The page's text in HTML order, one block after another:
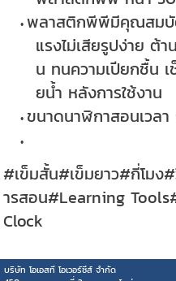
พลาสติกพีพีมีคุณสมบั
แรงไม่เสียรูปง่าย ต้
น ทนความเปียกชื้น
ยน้ำ หลังการใช้งาน
ขนาดนาฬิกาสอนเวลา
#เข็มสั้น#เข็มยาว#กี่โมง
ารสอน#Learning
Clock
บริษัท โอเอสที โอเวอร์ซีส์ จำกัด